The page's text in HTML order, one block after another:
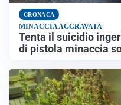
CRONACA
MINACCIA AGGRAVATA
Tenta il suicidio
di pistola minaccia